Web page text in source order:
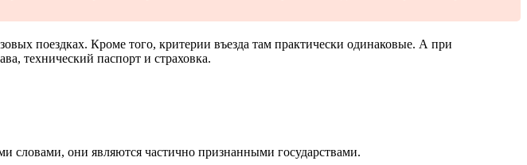
поездках. Кроме того, критерии въезда там практически одинаковые. А при
технический паспорт и страховка.
они являются частично признанными государствами.